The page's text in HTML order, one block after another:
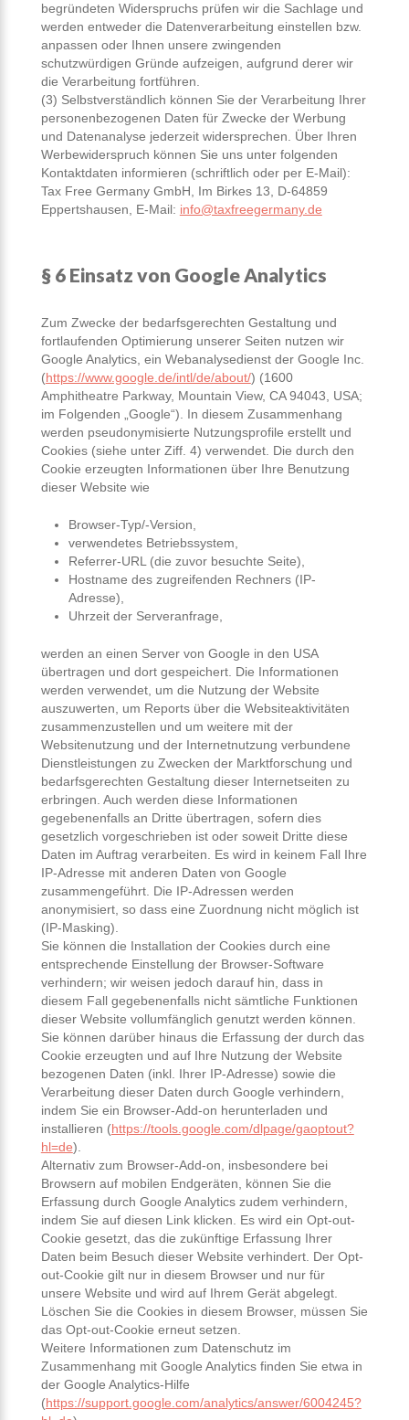
begründeten Widerspruchs prüfen wir die Sachlage und
werden entweder die Datenverarbeitung einstellen bzw.
anpassen oder Ihnen unsere zwingenden
schutzwürdigen Gründe aufzeigen, aufgrund derer wir
die Verarbeitung fortführen.
(3) Selbstverständlich können Sie der Verarbeitung Ihrer
personenbezogenen Daten für Zwecke der Werbung
und Datenanalyse jederzeit widersprechen. Über Ihren
Werbewiderspruch können Sie uns unter folgenden
Kontaktdaten informieren (schriftlich oder per E-Mail):
Tax Free Germany GmbH, Im Birkes 13, D-64859
Eppertshausen, E-Mail: info@taxfreegermany.de
§ 6 Einsatz von Google Analytics
Zum Zwecke der bedarfsgerechten Gestaltung und
fortlaufenden Optimierung unserer Seiten nutzen wir
Google Analytics, ein Webanalysedienst der Google Inc.
(https://www.google.de/intl/de/about/) (1600
Amphitheatre Parkway, Mountain View, CA 94043, USA;
im Folgenden „Google“). In diesem Zusammenhang
werden pseudonymisierte Nutzungsprofile erstellt und
Cookies (siehe unter Ziff. 4) verwendet. Die durch den
Cookie erzeugten Informationen über Ihre Benutzung
dieser Website wie
Browser-Typ/-Version,
verwendetes Betriebssystem,
Referrer-URL (die zuvor besuchte Seite),
Hostname des zugreifenden Rechners (IP-
Adresse),
Uhrzeit der Serveranfrage,
werden an einen Server von Google in den USA
übertragen und dort gespeichert. Die Informationen
werden verwendet, um die Nutzung der Website
auszuwerten, um Reports über die Websiteaktivitäten
zusammenzustellen und um weitere mit der
Websitenutzung und der Internetnutzung verbundene
Dienstleistungen zu Zwecken der Marktforschung und
bedarfsgerechten Gestaltung dieser Internetseiten zu
erbringen. Auch werden diese Informationen
gegebenenfalls an Dritte übertragen, sofern dies
gesetzlich vorgeschrieben ist oder soweit Dritte diese
Daten im Auftrag verarbeiten. Es wird in keinem Fall Ihre
IP-Adresse mit anderen Daten von Google
zusammengeführt. Die IP-Adressen werden
anonymisiert, so dass eine Zuordnung nicht möglich ist
(IP-Masking).
Sie können die Installation der Cookies durch eine
entsprechende Einstellung der Browser-Software
verhindern; wir weisen jedoch darauf hin, dass in
diesem Fall gegebenenfalls nicht sämtliche Funktionen
dieser Website vollumfänglich genutzt werden können.
Sie können darüber hinaus die Erfassung der durch das
Cookie erzeugten und auf Ihre Nutzung der Website
bezogenen Daten (inkl. Ihrer IP-Adresse) sowie die
Verarbeitung dieser Daten durch Google verhindern,
indem Sie ein Browser-Add-on herunterladen und
installieren (https://tools.google.com/dlpage/gaoptout?
hl=de).
Alternativ zum Browser-Add-on, insbesondere bei
Browsern auf mobilen Endgeräten, können Sie die
Erfassung durch Google Analytics zudem verhindern,
indem Sie auf diesen Link klicken. Es wird ein Opt-out-
Cookie gesetzt, das die zukünftige Erfassung Ihrer
Daten beim Besuch dieser Website verhindert. Der Opt-
out-Cookie gilt nur in diesem Browser und nur für
unsere Website und wird auf Ihrem Gerät abgelegt.
Löschen Sie die Cookies in diesem Browser, müssen Sie
das Opt-out-Cookie erneut setzen.
Weitere Informationen zum Datenschutz im
Zusammenhang mit Google Analytics finden Sie etwa in
der Google Analytics-Hilfe
(https://support.google.com/analytics/answer/6004245?